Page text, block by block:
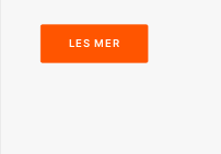
LES MER